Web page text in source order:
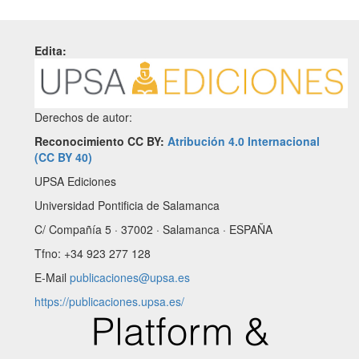
Edita:
Derechos de autor:
Reconocimiento CC BY: Atribución 4.0 Internacional
(CC BY 40)
UPSA Ediciones
Universidad Pontificia de Salamanca
C/ Compañía 5 · 37002 · Salamanca · ESPAÑA
Tfno: +34 923 277 128
E-Mail publicaciones@upsa.es
https://publicaciones.upsa.es/